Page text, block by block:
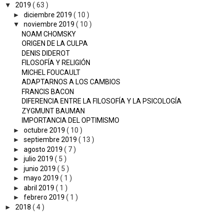
▼ 2019 ( 63 )
► diciembre 2019 ( 10 )
▼ noviembre 2019 ( 10 )
NOAM CHOMSKY
ORIGEN DE LA CULPA
DENIS DIDEROT
FILOSOFÍA Y RELIGIÓN
MICHEL FOUCAULT
ADAPTARNOS A LOS CAMBIOS
FRANCIS BACON
DIFERENCIA ENTRE LA FILOSOFÍA Y LA PSICOLOGÍA
ZYGMUNT BAUMAN
IMPORTANCIA DEL OPTIMISMO
► octubre 2019 ( 10 )
► septiembre 2019 ( 13 )
► agosto 2019 ( 7 )
► julio 2019 ( 5 )
► junio 2019 ( 5 )
► mayo 2019 ( 1 )
► abril 2019 ( 1 )
► febrero 2019 ( 1 )
► 2018 ( 4 )